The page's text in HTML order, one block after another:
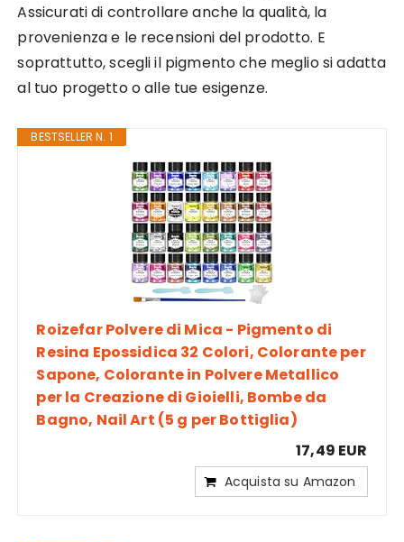
Assicurati di controllare anche la qualità, la
provenienza e le recensioni del prodotto. E
soprattutto, scegli il pigmento che meglio si adatta
al tuo progetto o alle tue esigenze.
BESTSELLER N. 1
Roizefar Polvere di Mica - Pigmento di
Resina Epossidica 32 Colori, Colorante per
Sapone, Colorante in Polvere Metallico
per la Creazione di Gioielli, Bombe da
Bagno, Nail Art (5 g per Bottiglia)
17,49 EUR
Acquista su Amazon